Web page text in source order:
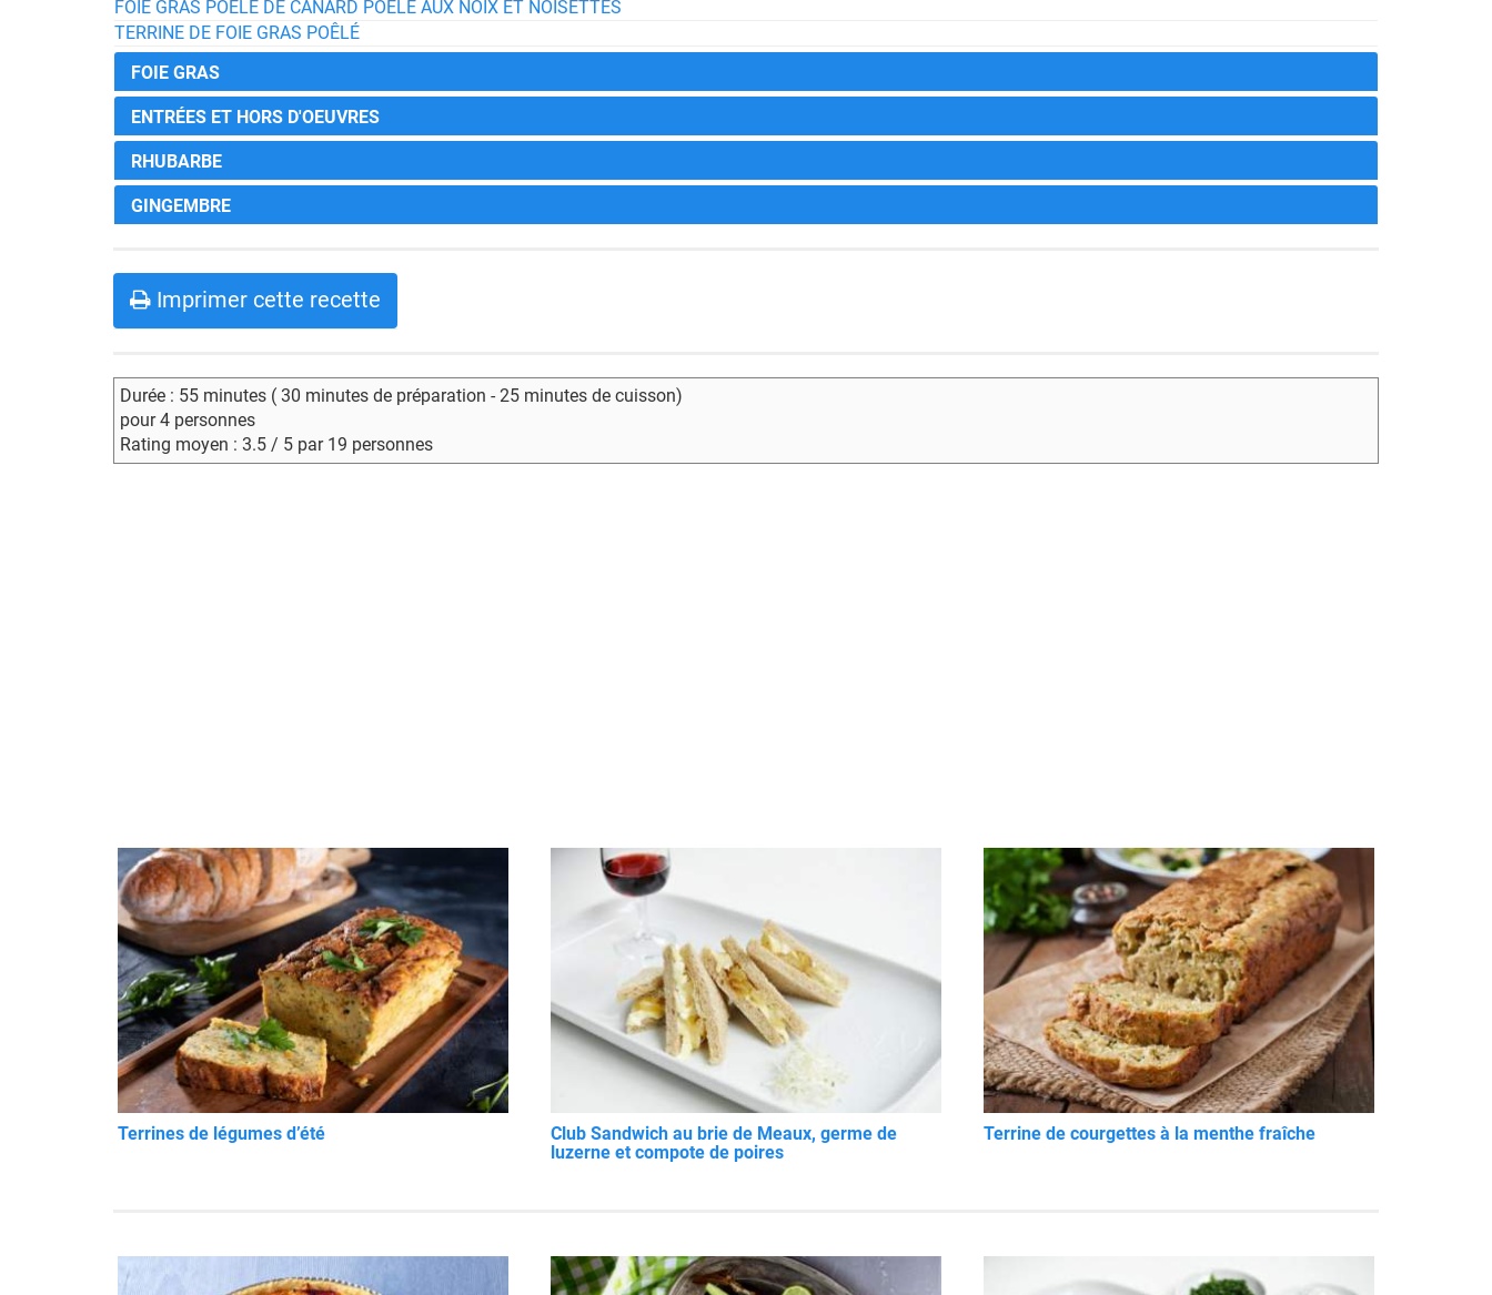
FOIE GRAS POÊLÉ DE CANARD POÊLÉ AUX NOIX ET NOISETTES
TERRINE DE FOIE GRAS POÊLÉ
FOIE GRAS
ENTRÉES ET HORS D'OEUVRES
RHUBARBE
GINGEMBRE
Imprimer cette recette
Durée : 55 minutes ( 30 minutes de préparation - 25 minutes de cuisson)
pour 4 personnes
Rating moyen : 3.5 / 5 par 19 personnes
Terrines de légumes d’été
Club Sandwich au brie de Meaux, germe de
luzerne et compote de poires
Terrine de courgettes à la menthe fraîche